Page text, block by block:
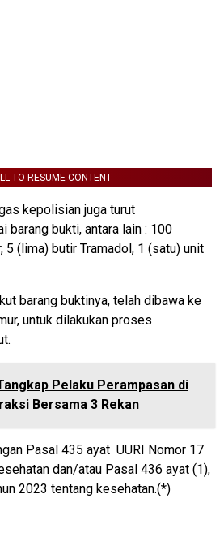
TO RESUME CONTENT
kepolisian juga turut
barang bukti, antara lain : 100
(lima) butir Tramadol, 1 (satu) unit
barang buktinya, telah dibawa ke
untuk dilakukan proses
Pelaku Perampasan di
Bersama 3 Rekan
Pasal 435 ayat UURI Nomor 17
dan/atau Pasal 436 ayat (1),
2023 tentang kesehatan.(*)